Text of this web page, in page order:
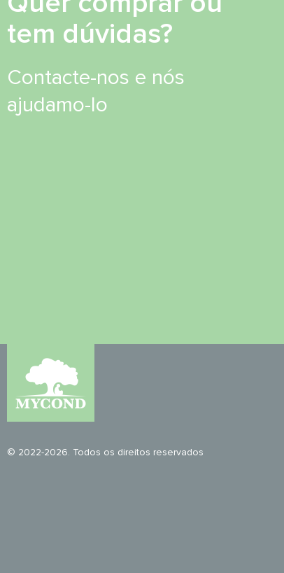
tem dúvidas?
Contacte-nos e nós
ajudamo-lo
© 2022-2026. Todos os direitos reservados